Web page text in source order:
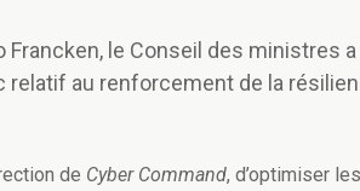
le Conseil des ministres
au renforcement de la
de Cyber Command, d’optimiser